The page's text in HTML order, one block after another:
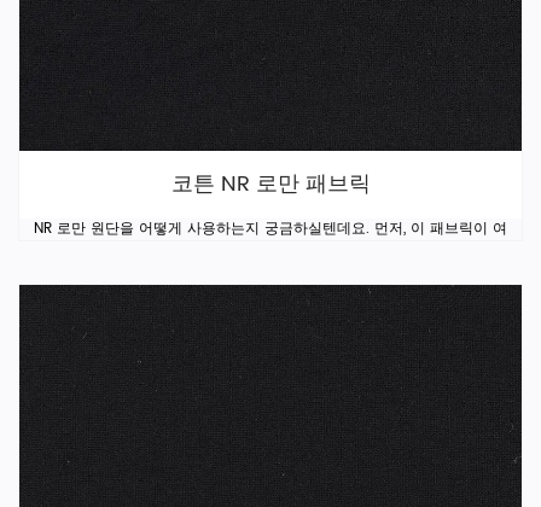
코튼 NR 로만 패브릭
NR 로만 원단을 어떻게 사용하는지 궁금하실텐데요. 먼저, 이 패브릭이 여